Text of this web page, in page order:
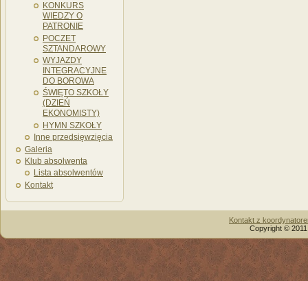
KONKURS
WIEDZY O
PATRONIE
POCZET
SZTANDAROWY
WYJAZDY
INTEGRACYJNE
DO BOROWA
ŚWIĘTO SZKOŁY
(DZIEŃ
EKONOMISTY)
HYMN SZKOŁY
Inne przedsięwzięcia
Galeria
Klub absolwenta
Lista absolwentów
Kontakt
Kontakt z
Copyright © 2011